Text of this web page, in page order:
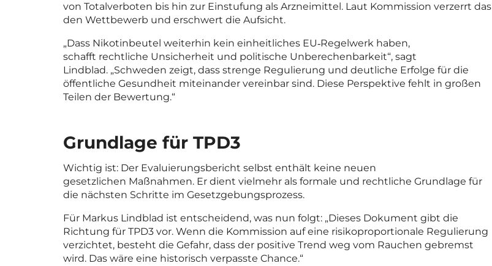
von Totalverboten bis hin zur Einstufung als Arzneimittel. Laut Kommission verzerrt das
den Wettbewerb und erschwert die Aufsicht.
„Dass Nikotinbeutel weiterhin kein einheitliches EU‑Regelwerk haben,
schafft rechtliche Unsicherheit und politische Unberechenbarkeit“, sagt
Lindblad. „Schweden zeigt, dass strenge Regulierung und deutliche Erfolge für die
öffentliche Gesundheit miteinander vereinbar sind. Diese Perspektive fehlt in großen
Teilen der Bewertung.“
Grundlage für TPD3
Wichtig ist: Der Evaluierungsbericht selbst enthält keine neuen
gesetzlichen Maßnahmen. Er dient vielmehr als formale und rechtliche Grundlage für
die nächsten Schritte im Gesetzgebungsprozess.
Für Markus Lindblad ist entscheidend, was nun folgt: „Dieses Dokument gibt die
Richtung für TPD3 vor. Wenn die Kommission auf eine risikoproportionale Regulierung
verzichtet, besteht die Gefahr, dass der positive Trend weg vom Rauchen gebremst
wird. Das wäre eine historisch verpasste Chance.“